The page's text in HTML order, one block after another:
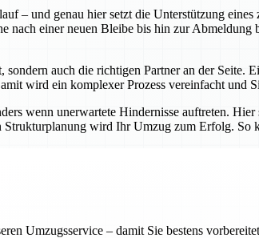
– und genau hier setzt die Unterstützung
einer neuen Bleibe bis hin zur
auch die richtigen Partner an der Seite.
wird ein komplexer Prozess vereinfacht
wenn unerwartete Hindernisse auftreten.
wird Ihr Umzug zum Erfolg. So
Umzugsservice – damit Sie bestens